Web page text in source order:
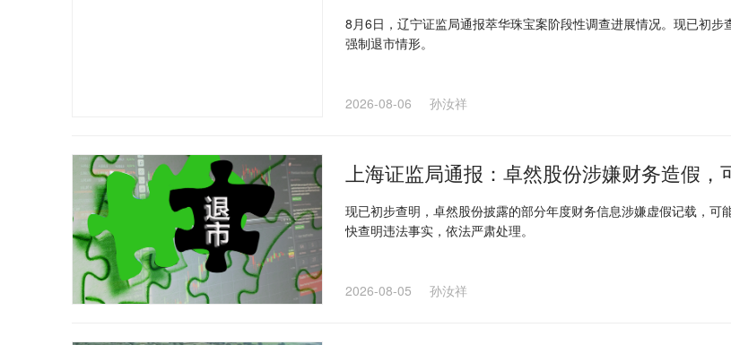
8月6日，辽宁证监局通报萃华珠宝案阶段性调查进展情况。现已初
强制退市情形。
2026-08-06 孙汝祥
上海证监局通报：卓然股份涉嫌财务造假
现已初步查明，卓然股份披露的部分年度财务信息涉嫌虚假记载，
快查明违法事实，依法严肃处理。
2026-08-05 孙汝祥